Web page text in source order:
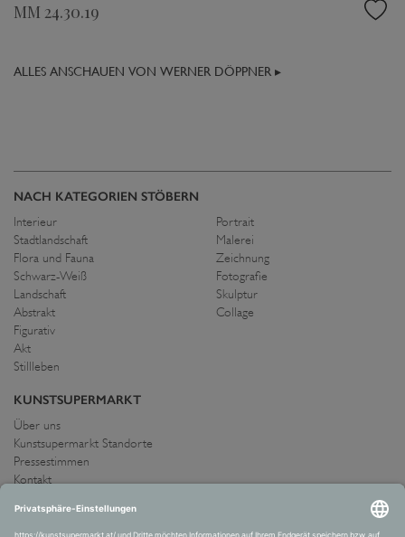
MM 24.30.19
ALLES ANSCHAUEN VON WERNER DÖPPNER ▸
NACH KATEGORIEN STÖBERN
Interieur
Stadtlandschaft
Flora und Fauna
Schwarz-Weiß
Landschaft
Abstrakt
Figurativ
Akt
Stillleben
Portrait
Malerei
Zeichnung
Fotografie
Skulptur
Collage
KUNSTSUPERMARKT
Über uns
Kunstsupermarkt Standorte
Pressestimmen
Kontakt
IMPRESSUM UND AGB